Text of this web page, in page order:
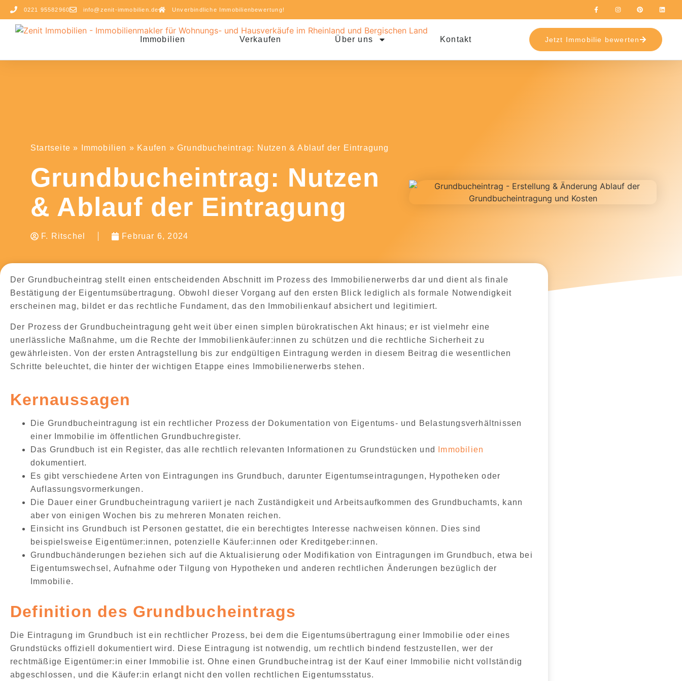
0221 95582960 info@zenit-immobilien.de Unverbindliche Immobilienbewertung!
Immobilien Verkaufen Über uns Kontakt Jetzt Immobilie bewerten
Startseite » Immobilien » Kaufen »Grundbucheintrag: Nutzen & Ablauf der Eintragung
Grundbucheintrag: Nutzen
& Ablauf der Eintragung
F. Ritschel Februar 6, 2024
Der Grundbucheintrag stellt einen entscheidenden Abschnitt im Prozess des Immobilienerwerbs dar und dient als finale
Bestätigung der Eigentumsübertragung. Obwohl dieser Vorgang auf den ersten Blick lediglich als formale Notwendigkeit
erscheinen mag, bildet er das rechtliche Fundament, das den Immobilienkauf absichert und legitimiert.
Der Prozess der Grundbucheintragung geht weit über einen simplen bürokratischen Akt hinaus; er ist vielmehr eine
unerlässliche Maßnahme, um die Rechte der Immobilienkäufer:innen zu schützen und die rechtliche Sicherheit zu
gewährleisten . Von der ersten Antragstellung bis zur endgültigen Eintragung werden in diesem Beitrag die wesentlichen
Schritte beleuchtet, die hinter der wichtigen Etappe eines Immobilienerwerbs stehen.
Kernaussagen
Die Grundbucheintragung ist ein rechtlicher Prozess der Dokumentation von Eigentums- und Belastungsverhältnissen
einer Immobilie im öffentlichen Grundbuchregister.
Das Grundbuch ist ein Register, das alle rechtlich relevanten Informationen zu Grundstücken und
Immobilien
dokumentiert.
Es gibt verschiedene Arten von Eintragungen ins Grundbuch, darunter Eigentumseintragungen, Hypotheken oder
Auflassungsvormerkungen.
Die Dauer einer Grundbucheintragung variiert je nach Zuständigkeit und Arbeitsaufkommen des Grundbuchamts, kann
aber von einigen Wochen bis zu mehreren Monaten reichen.
Einsicht ins Grundbuch ist Personen gestattet, die ein berechtigtes Interesse nachweisen können. Dies sind
beispielsweise Eigentümer:innen, potenzielle Käufer:innen oder Kreditgeber:innen.
Grundbuchänderungen beziehen sich auf die Aktualisierung oder Modifikation von Eintragungen im Grundbuch, etwa bei
Eigentumswechsel, Aufnahme oder Tilgung von Hypotheken und anderen rechtlichen Änderungen bezüglich der
Immobilie.
Definition des Grundbucheintrags
Die Eintragung im Grundbuch ist ein rechtlicher Prozess, bei dem die Eigentumsübertragung einer Immobilie oder eines
Grundstücks offiziell dokumentiert wird. Diese Eintragung ist notwendig, um rechtlich bindend festzustellen, wer der
rechtmäßige Eigentümer:in einer Immobilie ist. Ohne einen Grundbucheintrag ist der Kauf einer Immobilie nicht vollständig
abgeschlossen, und die Käufer:in erlangt nicht den vollen rechtlichen Eigentumsstatus.